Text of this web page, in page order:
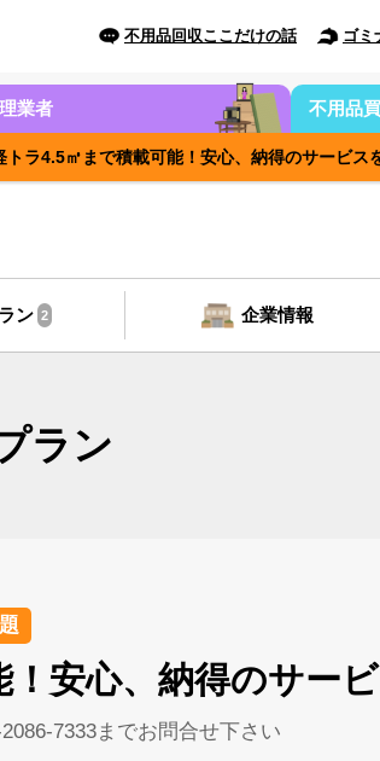
不用品回収ここだけの話 ゴミ
業者 不用品
ラ4.5㎥まで積載可能！安心、納得のサービス
ン 2 企業情報
ラン
安心、納得のサー
7333までお問合せ下さい